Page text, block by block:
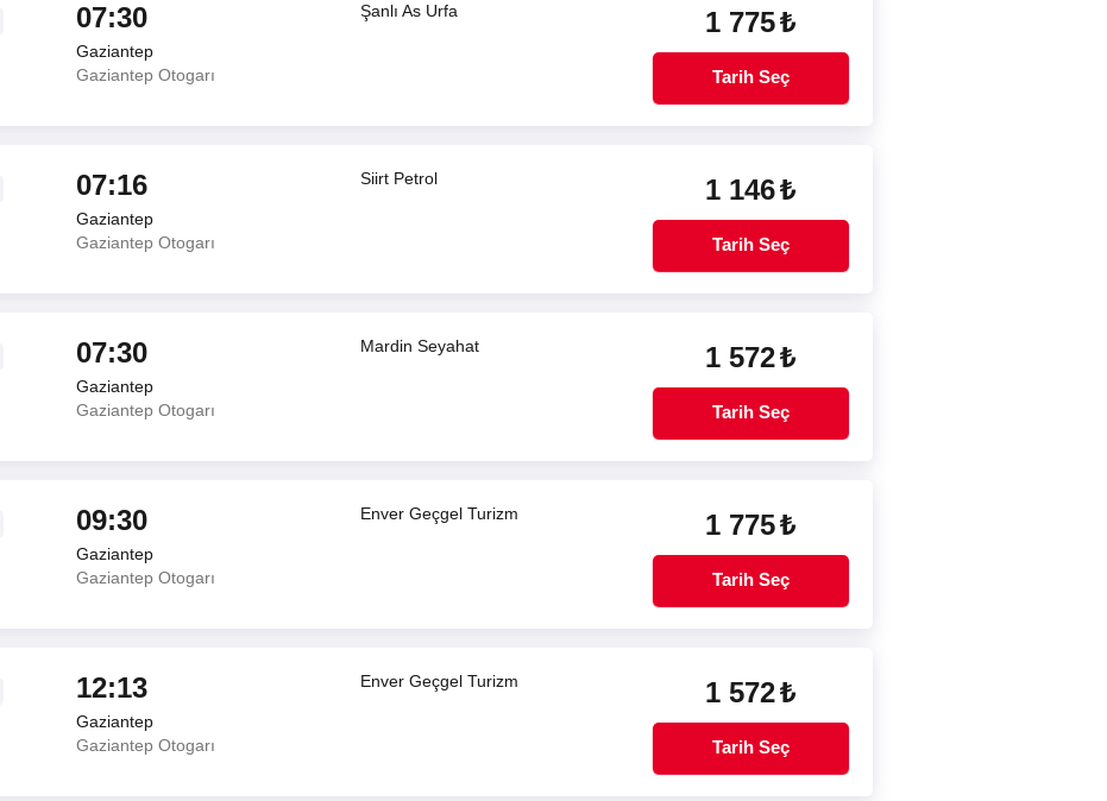
07:30
Gaziantep
Gaziantep Otogarı
Şanlı As Urfa 1 775₺
Tarih Seç
07:16
Gaziantep
Gaziantep Otogarı
Siirt Petrol 1 146₺
Tarih Seç
07:30
Gaziantep
Gaziantep Otogarı
Mardin Seyahat 1 572₺
Tarih Seç
09:30
Gaziantep
Gaziantep Otogarı
Enver Geçgel Turizm 1 775₺
Tarih Seç
12:13
Gaziantep
Gaziantep Otogarı
Enver Geçgel Turizm 1 572₺
Tarih Seç